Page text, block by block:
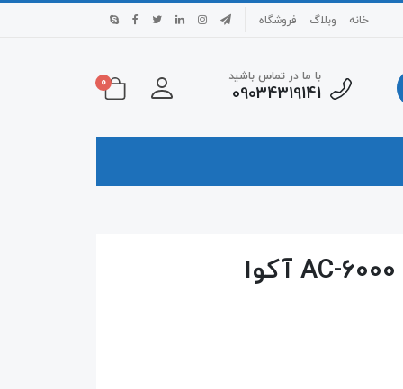
خانه وبلاگ فروشگاه
با ما در تماس باشید
09034319141
0